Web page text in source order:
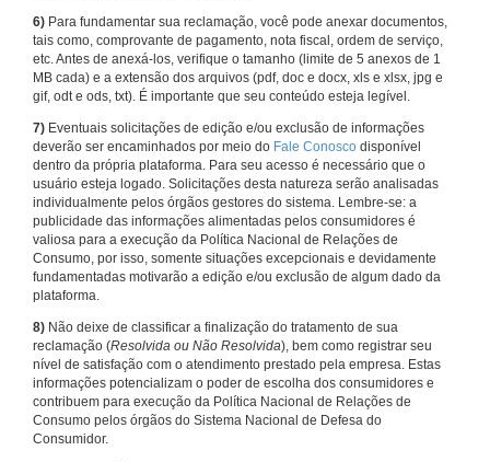
6) Para fundamentar sua reclamação, você pode anexar documentos,
tais como, comprovante de pagamento, nota fiscal, ordem de serviço,
etc. Antes de anexá-los, verifique o tamanho (limite de 5 anexos de 1
MB cada) e a extensão dos arquivos (pdf, doc e docx, xls e xlsx, jpg e
gif, odt e ods, txt). É importante que seu conteúdo esteja legível.
7) Eventuais solicitações de edição e/ou exclusão de informações
deverão ser encaminhados por meio do Fale Conosco disponível
dentro da própria plataforma. Para seu acesso é necessário que o
usuário esteja logado. Solicitações desta natureza serão analisadas
individualmente pelos órgãos gestores do sistema. Lembre-se: a
publicidade das informações alimentadas pelos consumidores é
valiosa para a execução da Política Nacional de Relações de
Consumo, por isso, somente situações excepcionais e devidamente
fundamentadas motivarão a edição e/ou exclusão de algum dado da
plataforma.
8) Não deixe de classificar a finalização do tratamento de sua
reclamação (Resolvida ou Não Resolvida), bem como registrar seu
nível de satisfação com o atendimento prestado pela empresa. Estas
informações potencializam o poder de escolha dos consumidores e
contribuem para execução da Política Nacional de Relações de
Consumo pelos órgãos do Sistema Nacional de Defesa do
Consumidor.